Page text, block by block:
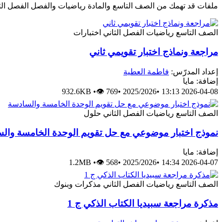
ملفات قد تهمك من الصف التاسع والمادة رياضيات والفصل الفصل
الصف التاسع رياضيات الفصل الثاني اختبارات
مراجعة ونماذج اختبار تقويمي ثاني
إعداد المدرّس: فاطمة العطية
إضافة: مايا
2026-04-08 13:13
•
2025/2026
•
932.6KB •👁 769
الصف التاسع رياضيات الفصل الثاني حلول
نموذج اختبار موضوعي مع حل تقويم الوحدة الخامسة
إضافة: مايا
2026-04-07 14:34
•
2025/2026
•
1.2MB •👁 568
الصف التاسع رياضيات الفصل الثاني مذكرات وبنوك
مذكرة مراجعة سبيديا الكتاب الذكي ج 1